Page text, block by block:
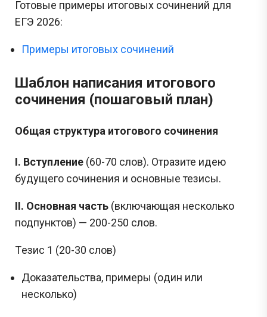
Готовые примеры итоговых сочинений для
ЕГЭ 2026:
Примеры итоговых сочинений
Шаблон написания итогового
сочинения (пошаговый план)
Общая структура итогового сочинения
I. Вступление (60-70 слов). Отразите идею
будущего сочинения и основные тезисы.
II. Основная часть (включающая несколько
подпунктов) — 200-250 слов.
Тeзис 1 (20-30 слов)
Дoкaзaтeльствa, пpимepы (oдин или
нeскoлькo)